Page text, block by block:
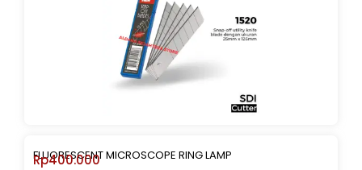
FLUORESCENT MICROSCOPE RING LAMP
Rp400.000